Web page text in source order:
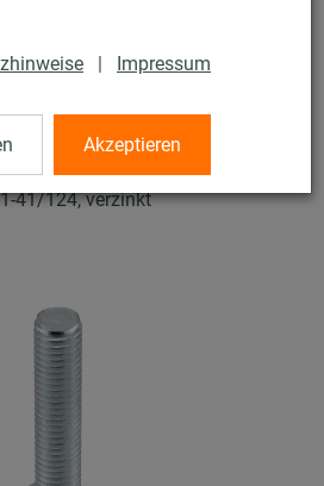
| Impressum
Akzeptieren
Typ S+
S+, mit Außengewinde M10 x
41/124, verzinkt